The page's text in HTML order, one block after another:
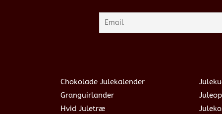
Chokolade Julekalender
Granguirlander
Hvid Juletræ